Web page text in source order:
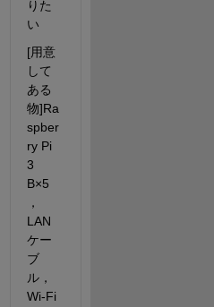
りた
い
[用意
して
ある
物]Ra
spber
ry Pi
3
B×5
，
LAN
ケー
ブ
ル，
Wi-Fi